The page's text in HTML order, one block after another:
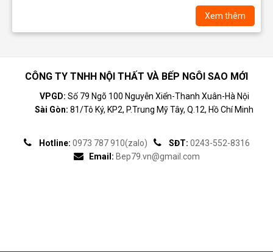
inox không chỉ mang đến độ bền đẹp với gam màu sáng bóng
Xem thêm
CÔNG TY TNHH NỘI THẤT VÀ BẾP NGÔI SAO MỚI
VPGD: Số 79 Ngõ 100 Nguyễn Xiển-Thanh Xuân-Hà Nội
Sài Gòn: 81/Tô Ký, KP2, P.Trung Mỹ Tây, Q.12, Hồ Chí Minh
Hotline: 0973 787 910(zalo) SĐT: 0243-552-8316
Email: Bep79.vn@gmail.com